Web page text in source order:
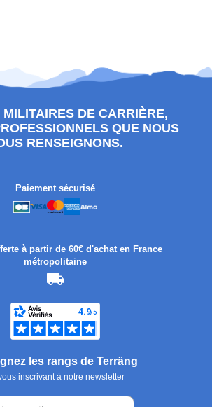
DE CARRIÈRE,
QUE NOUS
RENSEIGNONS.
Paiement sécurisé
à partir de 60€ d'achat en France
métropolitaine
les rangs de Terräng
inscrivant à notre newsletter